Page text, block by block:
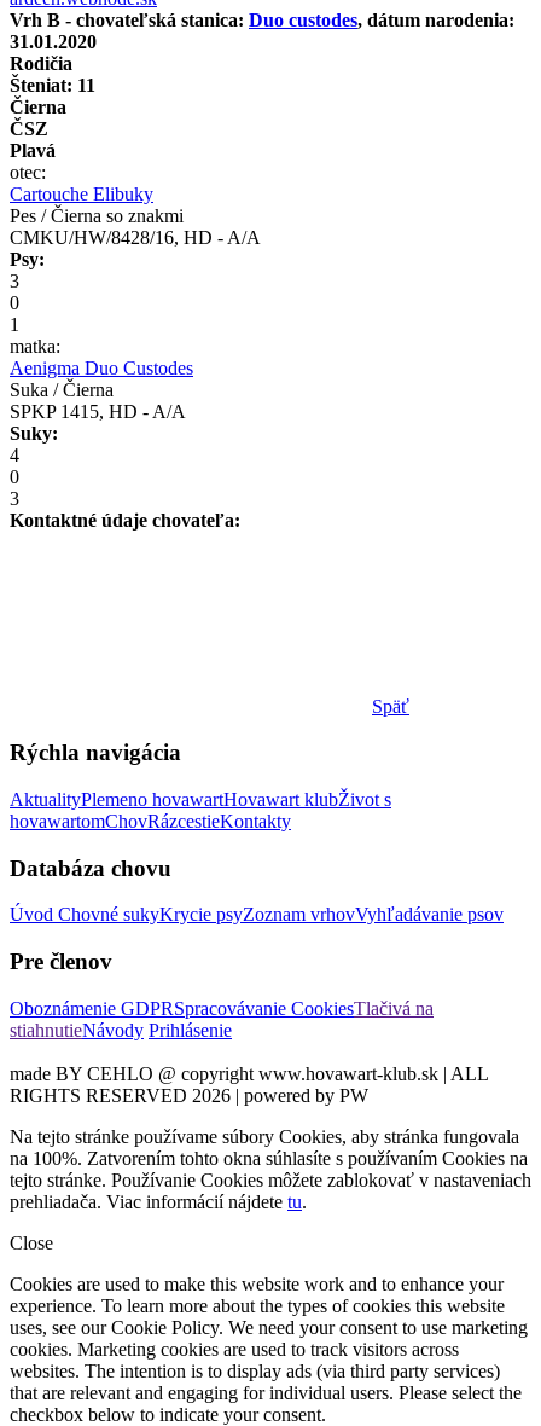
Vrh B - chovateľská stanica: Duo custodes, dátum narodenia:
31.01.2020
Rodičia
Šteniat: 11
Čierna
ČSZ
Plavá
otec:
Cartouche Elibuky
Pes / Čierna so znakmi
CMKU/HW/8428/16, HD - A/A
Psy:
3
0
1
matka:
Aenigma Duo Custodes
Suka / Čierna
SPKP 1415 , HD - A/A
Suky:
4
0
3
Kontaktné údaje chovateľa:
Späť
Rýchla navigácia
AktualityPlemeno hovawartHovawart klubŽivot s
hovawartomChovRázcestieKontakty
Databáza chovu
Úvod Chovné sukyKrycie psyZoznam vrhovVyhľadávanie psov
Pre členov
Oboznámenie GDPRSpracovávanie CookiesTlačivá na
stiahnutieNávody Prihlásenie
made BY CEHLO @ copyright www.hovawart-klub.sk | ALL
RIGHTS RESERVED 2026 | powered by PW
Na tejto stránke používame súbory Cookies, aby stránka fungovala
na 100%. Zatvorením tohto okna súhlasíte s používaním Cookies na
tejto stránke. Používanie Cookies môžete zablokovať v nastaveniach
prehliadača. Viac informácií nájdete tu.
Close
Cookies are used to make this website work and to enhance your
experience. To learn more about the types of cookies this website
uses, see our Cookie Policy. We need your consent to use marketing
cookies. Marketing cookies are used to track visitors across
websites. The intention is to display ads (via third party services)
that are relevant and engaging for individual users. Please select the
checkbox below to indicate your consent.